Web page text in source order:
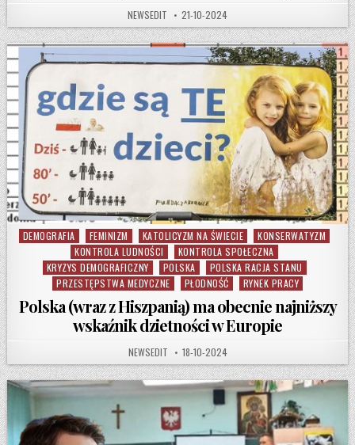
AUTHOR:
NEWSEDIT PUBLISHED DATE:
21-10-2024
Posted in
DEMOGRAFIA FEMINIZM KATOLICYZM NA ŚWIECIE
KONSERWATYZM
KONTROLA LUDNOŚCI
KONTROLA SPOŁECZNA
KRYZYS DEMOGRAFICZNY
POLSKA
POLSKA RACJA STANU
PRZESTĘPSTWA MEDYCZNE
PŁODNOŚĆ RYNEK PRACY
Polska (wraz z Hiszpanią) ma obecnie najniższy
wskaźnik dzietności w Europie
AUTHOR:
NEWSEDIT PUBLISHED DATE:
18-10-2024